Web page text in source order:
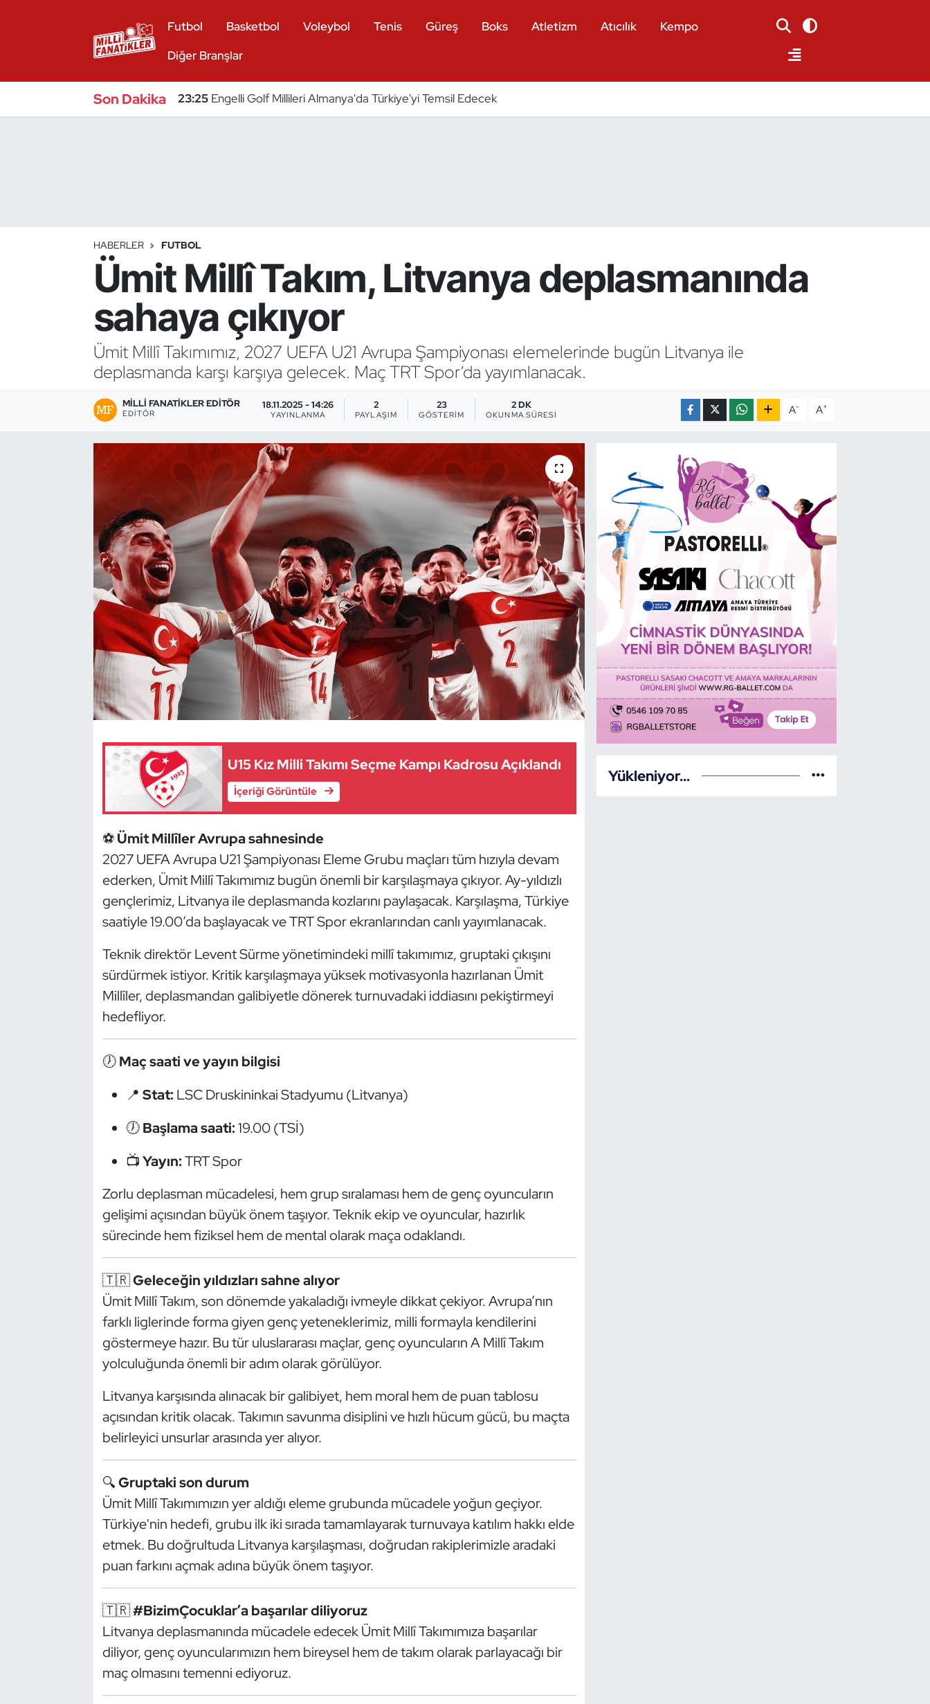
Futbol Basketbol Voleybol Tenis Güreş Boks Atletizm Atıcılık
Kempo
Diğer Branşlar
Son Dakika 23:25 Engelli Golf Millileri Almanya'da Türkiye'yi Temsil Edecek
HABERLER FUTBOL
Ümit Millî Takım, Litvanya deplasmanında
sahaya çıkıyor
Ümit Millî Takımımız, 2027 UEFA U21 Avrupa Şampiyonası elemelerinde bugün Litvanya ile
deplasmanda karşı karşıya gelecek. Maç TRT Spor’da yayımlanacak.
MILLI FANATIKLER EDITÖR
EDITÖR
18.11.2025 - 14:26
YAYINLANMA
2
PAYLAŞIM
23
GÖSTERIM
2 DK
OKUNMA SÜRESI A- A+
U15 Kız Milli Takımı Seçme Kampı Kadrosu Açıklandı
İçeriği Görüntüle
⚽Ümit Millîler Avrupa sahnesinde
2027 UEFA Avrupa U21 Şampiyonası Eleme Grubu maçları tüm hızıyla devam
ederken, Ümit Millî Takımımız bugün önemli bir karşılaşmaya çıkıyor. Ay-yıldızlı
gençlerimiz, Litvanya ile deplasmanda kozlarını paylaşacak. Karşılaşma, Türkiye
saatiyle 19.00’da başlayacak ve TRT Spor ekranlarından canlı yayımlanacak.
Teknik direktör Levent Sürme yönetimindeki millî takımımız, gruptaki çıkışını
sürdürmek istiyor. Kritik karşılaşmaya yüksek motivasyonla hazırlanan Ümit
Millîler, deplasmandan galibiyetle dönerek turnuvadaki iddiasını pekiştirmeyi
hedefliyor.
🕖Maç saati ve yayın bilgisi
📍 Stat: LSC Druskininkai Stadyumu (Litvanya)
🕖Başlama saati:19.00 (TSİ)
📺Yayın:TRT Spor
Zorlu deplasman mücadelesi, hem grup sıralaması hem de genç oyuncuların
gelişimi açısından büyük önem taşıyor. Teknik ekip ve oyuncular, hazırlık
sürecinde hem fiziksel hem de mental olarak maça odaklandı.
🇹🇷Geleceğin yıldızları sahne alıyor
Ümit Millî Takım, son dönemde yakaladığı ivmeyle dikkat çekiyor. Avrupa’nın
farklı liglerinde forma giyen genç yeteneklerimiz, milli formayla kendilerini
göstermeye hazır. Bu tür uluslararası maçlar, genç oyuncuların A Millî Takım
yolculuğunda önemli bir adım olarak görülüyor.
Litvanya karşısında alınacak bir galibiyet, hem moral hem de puan tablosu
açısından kritik olacak. Takımın savunma disiplini ve hızlı hücum gücü, bu maçta
belirleyici unsurlar arasında yer alıyor.
🔍Gruptaki son durum
Ümit Millî Takımımızın yer aldığı eleme grubunda mücadele yoğun geçiyor.
Türkiye'nin hedefi, grubu ilk iki sırada tamamlayarak turnuvaya katılım hakkı elde
etmek. Bu doğrultuda Litvanya karşılaşması, doğrudan rakiplerimizle aradaki
puan farkını açmak adına büyük önem taşıyor.
🇹🇷#BizimÇocuklar’a başarılar diliyoruz
Litvanya deplasmanında mücadele edecek Ümit Millî Takımımıza başarılar
diliyor, genç oyuncularımızın hem bireysel hem de takım olarak parlayacağı bir
maç olmasını temenni ediyoruz.
Yükleniyor...
Bocce Bowling Dart
Buz Hokeyi
Dans Sporları
Dövüş Sanatı
Modern Pentatlon
Motor Sporları
Oryantiring
Özel Sporcular